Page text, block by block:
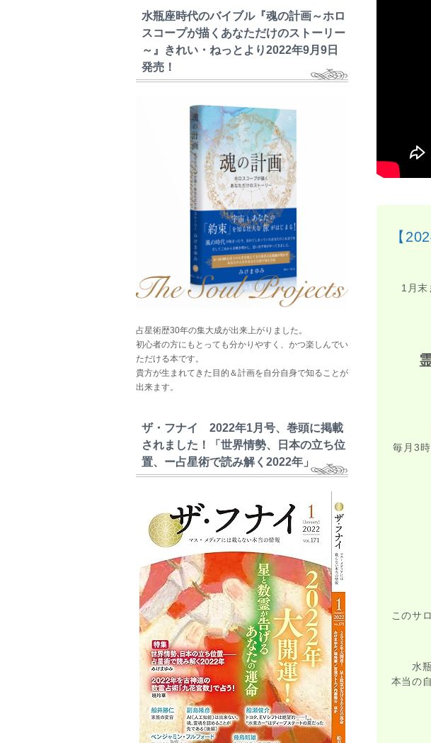
【
1月末
毎月3
このサ
水
本当の
水瓶座時代のバイブル『魂の計画～ホロ
スコープが描くあなただけのストーリー
～』きれい・ねっとより2022年9月9日
発売！
占星術歴30年の集大成が出来上がりました。
初心者の方にもとっても分かりやすく、かつ楽しんでい
ただける本です。
貴方が生まれてきた目的＆計画を自分自身で知ることが
出来ます。
ザ・フナイ 2022年1月号、巻頭に掲載
されました！「世界情勢、日本の立ち位
置、ー占星術で読み解く2022年」